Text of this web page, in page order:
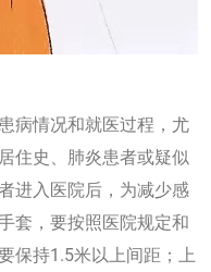
病情况和就医过程，尤
住史、肺炎患者或疑似
进入医院后，为减少感
套，要按照医院规定和
保持1.5米以上间距；上